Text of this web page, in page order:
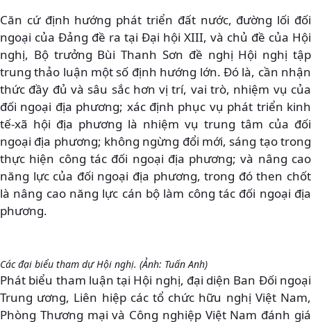
Căn cứ định hướng phát triển đất nước, đường lối đối
ngoại của Đảng đề ra tại Đại hội XIII, và chủ đề của Hội
nghị, Bộ trưởng Bùi Thanh Sơn đề nghị Hội nghị tập
trung thảo luận một số định hướng lớn. Đó là, cần nhận
thức đầy đủ và sâu sắc hơn vị trí, vai trò, nhiệm vụ của
đối ngoại địa phương; xác định phục vụ phát triển kinh
tế-xã hội địa phương là nhiệm vụ trung tâm của đối
ngoại địa phương; không ngừng đổi mới, sáng tạo trong
thực hiện công tác đối ngoại địa phương; và nâng cao
năng lực của đối ngoại địa phương, trong đó then chốt
là nâng cao năng lực cán bộ làm công tác đối ngoại địa
phương.
Các đại biểu tham dự Hội nghị. (Ảnh: Tuấn Anh)
Phát biểu tham luận tại Hội nghị, đại diện Ban Đối ngoại
Trung ương, Liên hiệp các tổ chức hữu nghị Việt Nam,
Phòng Thương mại và Công nghiệp Việt Nam đánh giá